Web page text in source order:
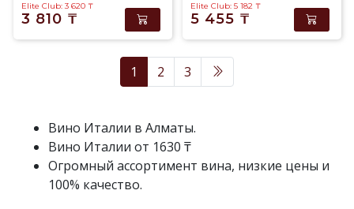
Elite Club: 3 620 ₸
3 810 ₸
Elite Club: 5 182 ₸
5 455 ₸
1 2 3
Вино Италии в Алматы.
Вино Италии от 1630 ₸
Огромный ассортимент вина, низкие цены и
100% качество.